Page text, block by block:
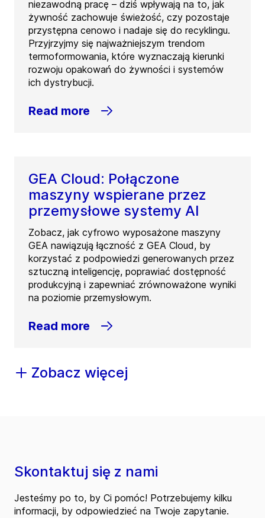
niezawodną pracę – dziś wpływają na to, jak
żywność zachowuje świeżość, czy pozostaje
przystępna cenowo i nadaje się do recyklingu.
Przyjrzyjmy się najważniejszym trendom
termoformowania, które wyznaczają kierunki
rozwoju opakowań do żywności i systemów
ich dystrybucji.
Read more
GEA Cloud: Połączone
maszyny wspierane przez
przemysłowe systemy AI
Zobacz, jak cyfrowo wyposażone maszyny
GEA nawiązują łączność z GEA Cloud, by
korzystać z podpowiedzi generowanych przez
sztuczną inteligencję, poprawiać dostępność
produkcyjną i zapewniać zrównoważone wyniki
na poziomie przemysłowym.
Read more
Zobacz więcej
Skontaktuj się z nami
Jesteśmy po to, by Ci pomóc! Potrzebujemy kilku
informacji, by odpowiedzieć na Twoje zapytanie.